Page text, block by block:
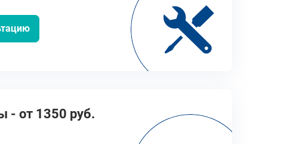
- от 1350 руб.